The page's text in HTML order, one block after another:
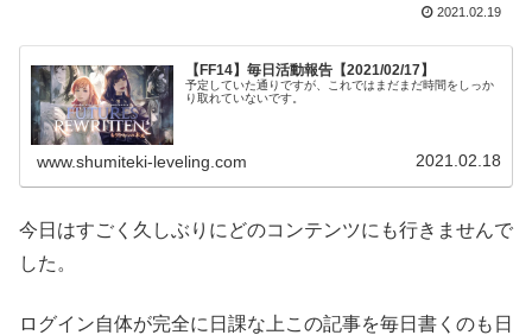
2021.02.19
【FF14】毎日活動報告【2021/02/17】
予定していた通りですが、これではまだまだ時間をしっか
り取れていないです。
www.shumiteki-leveling.com 2021.02.18
今日はすごく久しぶりにどのコンテンツにも行きませんで
した。
ログイン自体が完全に日課な上この記事を毎日書くのも日